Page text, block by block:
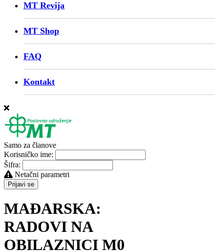
MT Revija
MT Shop
FAQ
Kontakt
Samo za članove
Korisničko ime:
Šifra:
Netačni parametri
Prijavi se
MAĐARSKA:
RADOVI NA
OBILAZNICI M0